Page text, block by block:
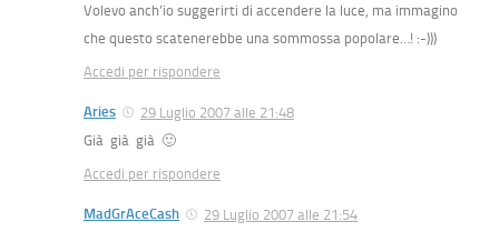
Volevo anch’io suggerirti di accendere la luce, ma immagino
che questo scatenerebbe una sommossa popolare…! :-)))
Accedi per rispondere
Aries
29 Luglio 2007 alle 21:48
Già già già 🙂
Accedi per rispondere
MadGrAceCash
29 Luglio 2007 alle 21:54